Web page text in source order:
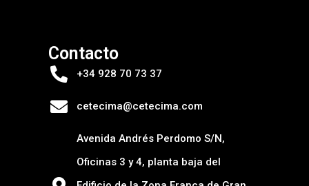
Contacto
+34 928 70 73 37
cetecima@cetecima.com
Avenida Andrés Perdomo S/N,
Oficinas 3 y 4, planta baja del